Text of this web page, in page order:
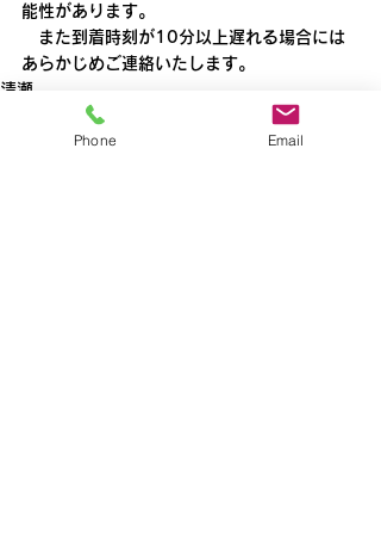
能性があります。
また到着時刻が10分以上遅れる場合には
あらかじめご連絡いたします。
清瀬
Phone Email